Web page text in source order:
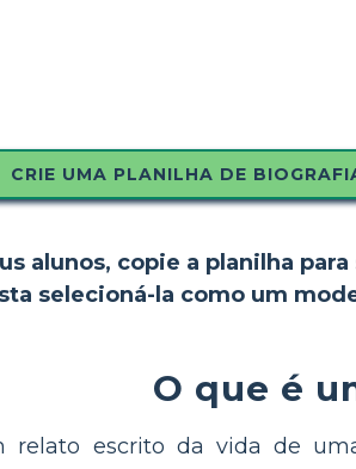
CRIE UMA PLANILHA DE
alunos, copie a planilha
selecioná-la como um
O que é
relato escrito da vida de